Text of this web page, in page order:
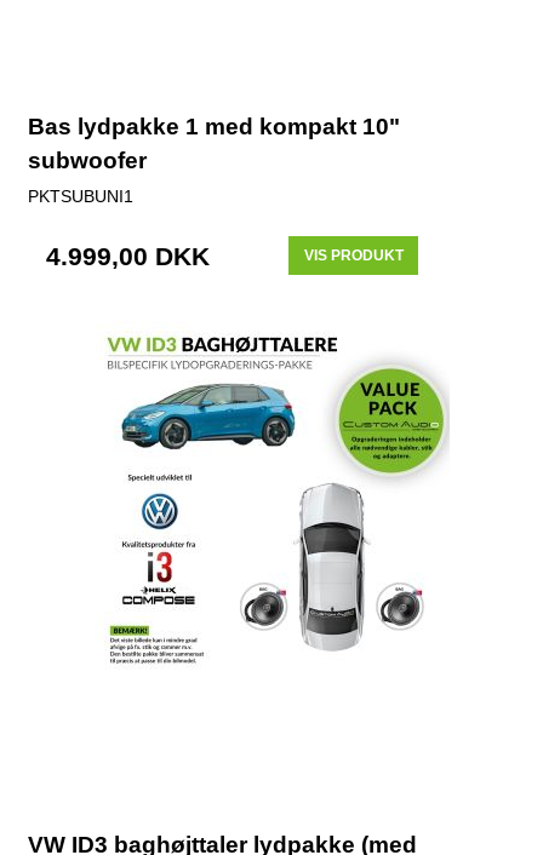
Bas lydpakke 1 med kompakt 10"
subwoofer
PKTSUBUNI1
4.999,00 DKK VIS PRODUKT
VW ID3 baghøjttaler lydpakke (med